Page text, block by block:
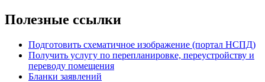
Полезные ссылки
Подготовить схематичное изображение (портал НСПД)
Получить услугу по перепланировке, переустройству и
переводу помещения
Бланки заявлений